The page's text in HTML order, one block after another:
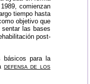
comienzan
tiempo hasta
objetivo que
las bases
post-
básicos para la
defensa de los